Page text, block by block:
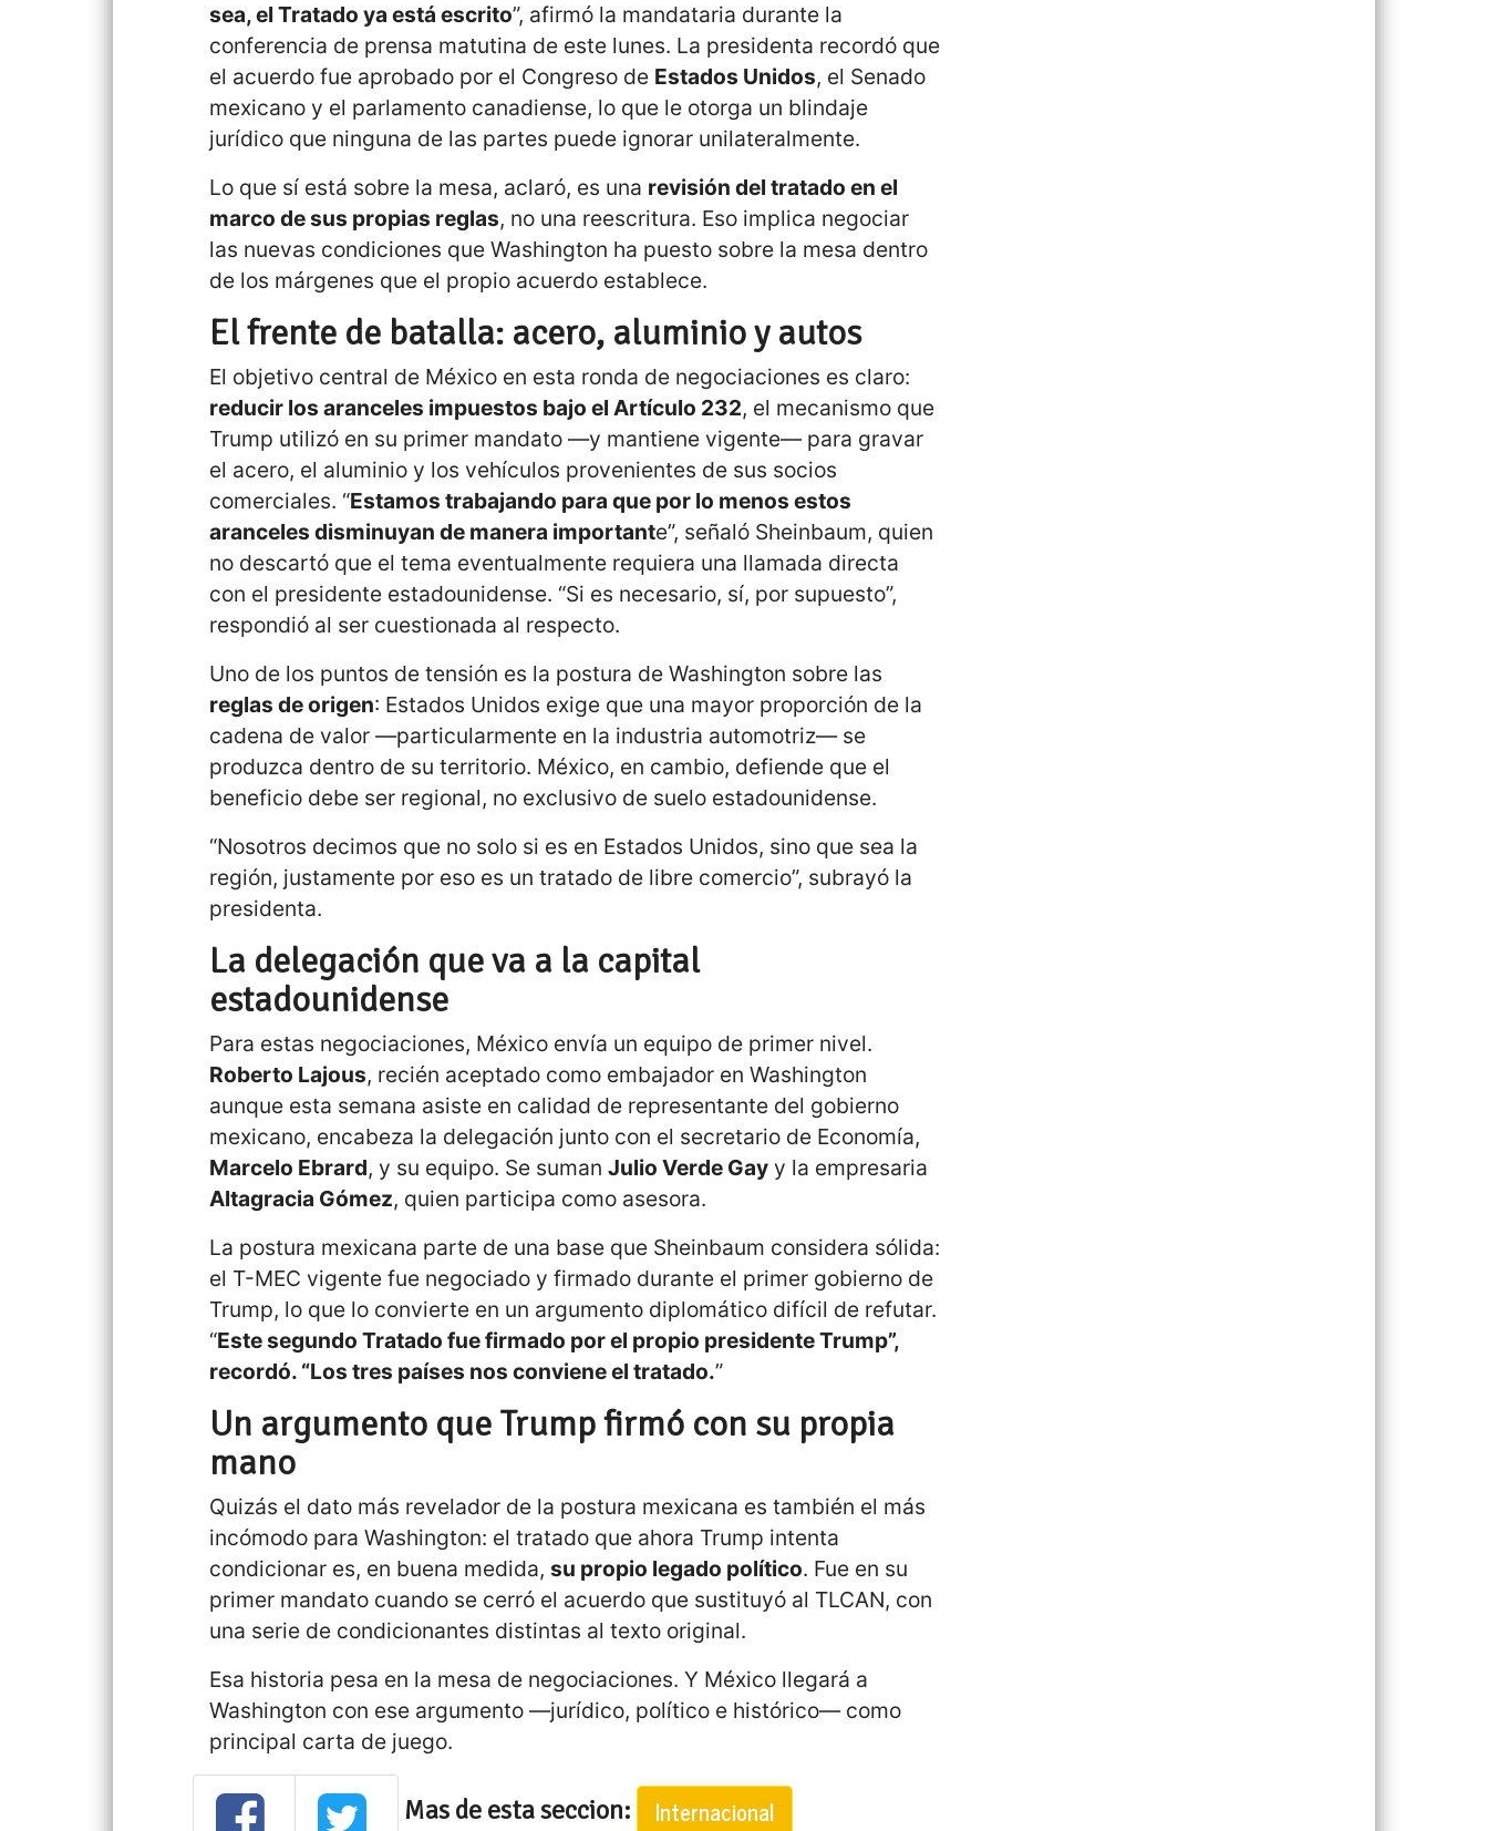
sea, el Tratado ya está escrito”, afirmó la mandataria durante la
conferencia de prensa matutina de este lunes. La presidenta recordó que
el acuerdo fue aprobado por el Congreso de Estados Unidos, el Senado
mexicano y el parlamento canadiense, lo que le otorga un blindaje
jurídico que ninguna de las partes puede ignorar unilateralmente.
Lo que sí está sobre la mesa, aclaró, es una revisión del tratado en el
marco de sus propias reglas, no una reescritura. Eso implica negociar
las nuevas condiciones que Washington ha puesto sobre la mesa dentro
de los márgenes que el propio acuerdo establece.
El frente de batalla: acero, aluminio y autos
El objetivo central de México en esta ronda de negociaciones es claro:
reducir los aranceles impuestos bajo el Artículo 232, el mecanismo que
Trump utilizó en su primer mandato —y mantiene vigente— para gravar
el acero, el aluminio y los vehículos provenientes de sus socios
comerciales. “Estamos trabajando para que por lo menos estos
aranceles disminuyan de manera importante”, señaló Sheinbaum, quien
no descartó que el tema eventualmente requiera una llamada directa
con el presidente estadounidense. “Si es necesario, sí, por supuesto”,
respondió al ser cuestionada al respecto.
Uno de los puntos de tensión es la postura de Washington sobre las
reglas de origen: Estados Unidos exige que una mayor proporción de la
cadena de valor —particularmente en la industria automotriz— se
produzca dentro de su territorio. México, en cambio, defiende que el
beneficio debe ser regional, no exclusivo de suelo estadounidense.
“Nosotros decimos que no solo si es en Estados Unidos, sino que sea la
región, justamente por eso es un tratado de libre comercio”, subrayó la
presidenta.
La delegación que va a la capital
estadounidense
Para estas negociaciones, México envía un equipo de primer nivel.
Roberto Lajous, recién aceptado como embajador en Washington
aunque esta semana asiste en calidad de representante del gobierno
mexicano, encabeza la delegación junto con el secretario de Economía,
Marcelo Ebrard, y su equipo. Se sumanJulio Verde Gay y la empresaria
Altagracia Gómez, quien participa como asesora.
La postura mexicana parte de una base que Sheinbaum considera sólida:
el T-MEC vigente fue negociado y firmado durante el primer gobierno de
Trump, lo que lo convierte en un argumento diplomático difícil de refutar.
“Este segundo Tratado fue firmado por el propio presidente Trump”,
recordó. “Los tres países nos conviene el tratado.”
Un argumento que Trump firmó con su propia
mano
Quizás el dato más revelador de la postura mexicana es también el más
incómodo para Washington: el tratado que ahora Trump intenta
condicionar es, en buena medida,su propio legado político. Fue en su
primer mandato cuando se cerró el acuerdo que sustituyó al TLCAN, con
una serie de condicionantes distintas al texto original.
Esa historia pesa en la mesa de negociaciones. Y México llegará a
Washington con ese argumento —jurídico, político e histórico— como
principal carta de juego.
Mas de esta seccion: Internacional